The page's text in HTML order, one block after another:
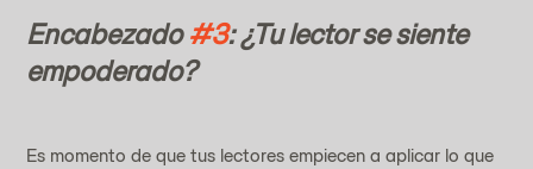
Encabezado #3: ¿Tu lector se siente
empoderado?
Es momento de que tus lectores empiecen a aplicar lo que